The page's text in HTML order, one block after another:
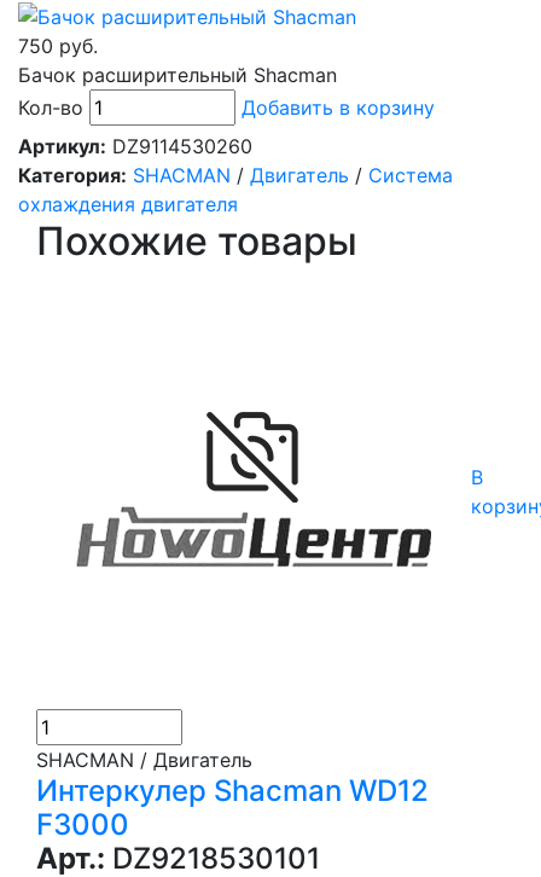
750 руб.
Бачок расширительный Shacman
Кол-во
Добавить в корзину
Артикул: DZ9114530260
Категория: SHACMAN / Двигатель / Система
охлаждения двигателя
Похожие товары
В
SHACMAN / Двигатель
Интеркулер Shacman WD12
F3000
Арт.: DZ9218530101